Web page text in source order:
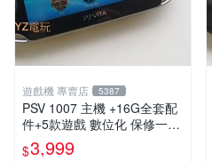
遊戲機 專賣店 5387
PSV 1007 主機 +16G全套配
件+5款遊戲 數位化 保修一年
品質有保障
$3,999